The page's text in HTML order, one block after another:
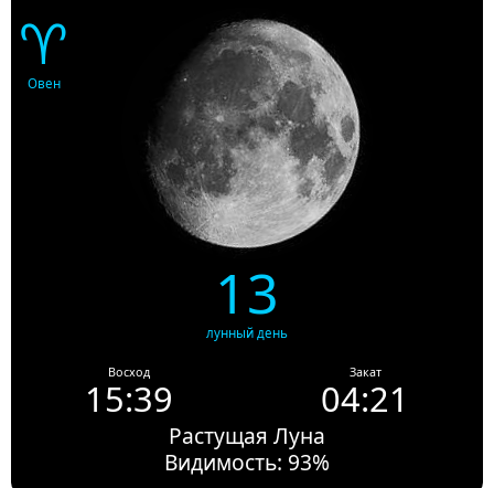
♈
Овен
13
лунный день
Восход
15:39
Закат
04:21
Растущая Луна
Видимость: 93%